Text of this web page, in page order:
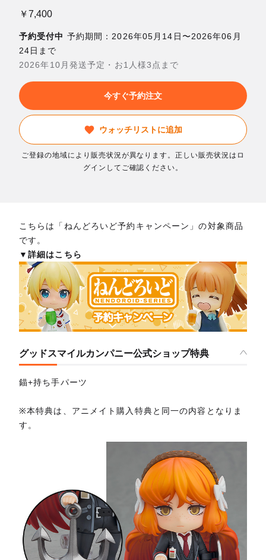
￥7,400
予約受付中 予約期間：2026年05月14日〜2026年06月
24日まで
2026年10月発送予定・お1人様3点まで
今すぐ予約注文
ウォッチリストに追加
ご登録の地域により販売状況が異なります。正しい販売状況はロ
グインしてご確認ください。
こちらは「ねんどろいど予約キャンペーン」の対象商品
です。
▼詳細はこちら
グッドスマイルカンパニー公式ショップ特典
錨+持ち手パーツ
※本特典は、アニメイト購入特典と同一の内容となりま
す。